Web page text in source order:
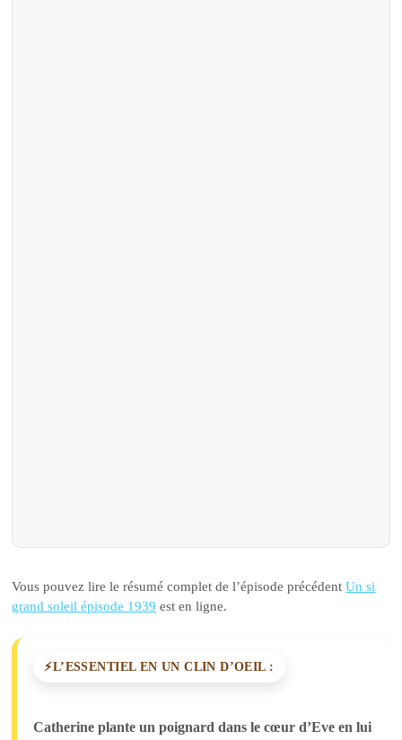
Vous pouvez lire le résumé complet de l’épisode précédentUn si
grand soleil épisode 1939 est en ligne.
L’ESSENTIEL EN UN CLIN D’OEIL :
Catherine plante un poignard dans le cœur d’Eve en lui